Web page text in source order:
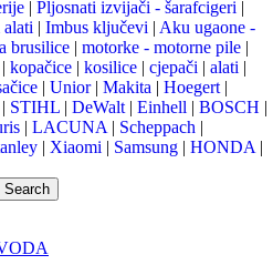
| Pljosnati izvijači - šarafcigeri |
alati | Imbus ključevi | Aku ugaone -
brusilice | motorke - motorne pile |
| kopačice | kosilice | cjepači | alati |
| Unior| Makita | Hoegert|
STIHL | DeWalt| Einhell | BOSCH |
| LACUNA| Scheppach |
| Xiaomi | Samsung | HONDA|
Search